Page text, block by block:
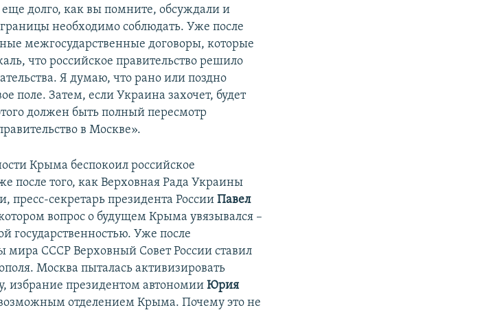
долго, как вы помните, обсуждали и
необходимо соблюдать. Уже после
межгосударственные договоры, которые
что российское правительство решило
Я думаю, что рано или поздно
поле. Затем, если Украина захочет, будет
должен быть полный пересмотр
в Москве».
Крыма беспокоил российское
после того, как Верховная Рада Украины
пресс-секретарь президента РоссииПавел
вопрос о будущем Крыма увязывался –
государственностью. Уже после
мира СССР Верховный Совет России ставил
Москва пыталась активизировать
избрание президентом автономииЮрия
отделением Крыма. Почему это не